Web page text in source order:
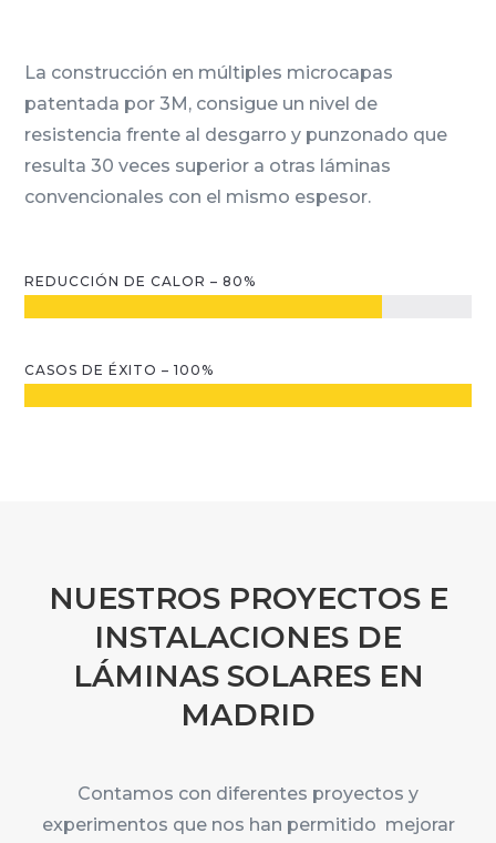
La construcción en múltiples microcapas
patentada por 3M, consigue un nivel de
resistencia frente al desgarro y punzonado que
resulta 30 veces superior a otras láminas
convencionales con el mismo espesor.
REDUCCIÓN DE CALOR – 80%
CASOS DE ÉXITO – 100%
NUESTROS PROYECTOS E
INSTALACIONES DE
LÁMINAS SOLARES EN
MADRID
Contamos con diferentes proyectos y
experimentos que nos han permitido mejorar